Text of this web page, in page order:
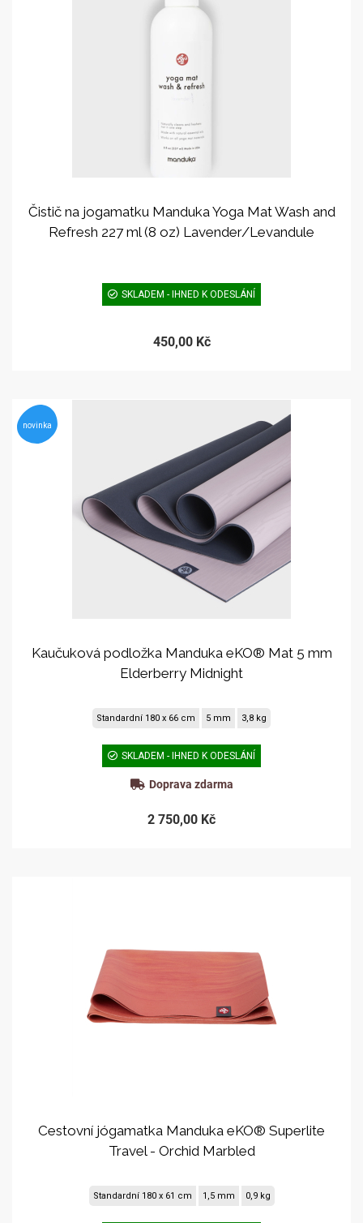
Čistič na jogamatku Manduka Yoga Mat Wash and
Refresh 227 ml (8 oz) Lavender/Levandule
SKLADEM - IHNED K ODESLÁNÍ
450,00 Kč
novinka
Kaučuková podložka Manduka eKO® Mat 5 mm
Elderberry Midnight
Standardní 180 x 66 cm 5 mm 3,8 kg
SKLADEM - IHNED K ODESLÁNÍ
Doprava zdarma
2 750,00 Kč
Cestovní jógamatka Manduka eKO® Superlite
Travel - Orchid Marbled
Standardní 180 x 61 cm 1,5 mm 0,9 kg